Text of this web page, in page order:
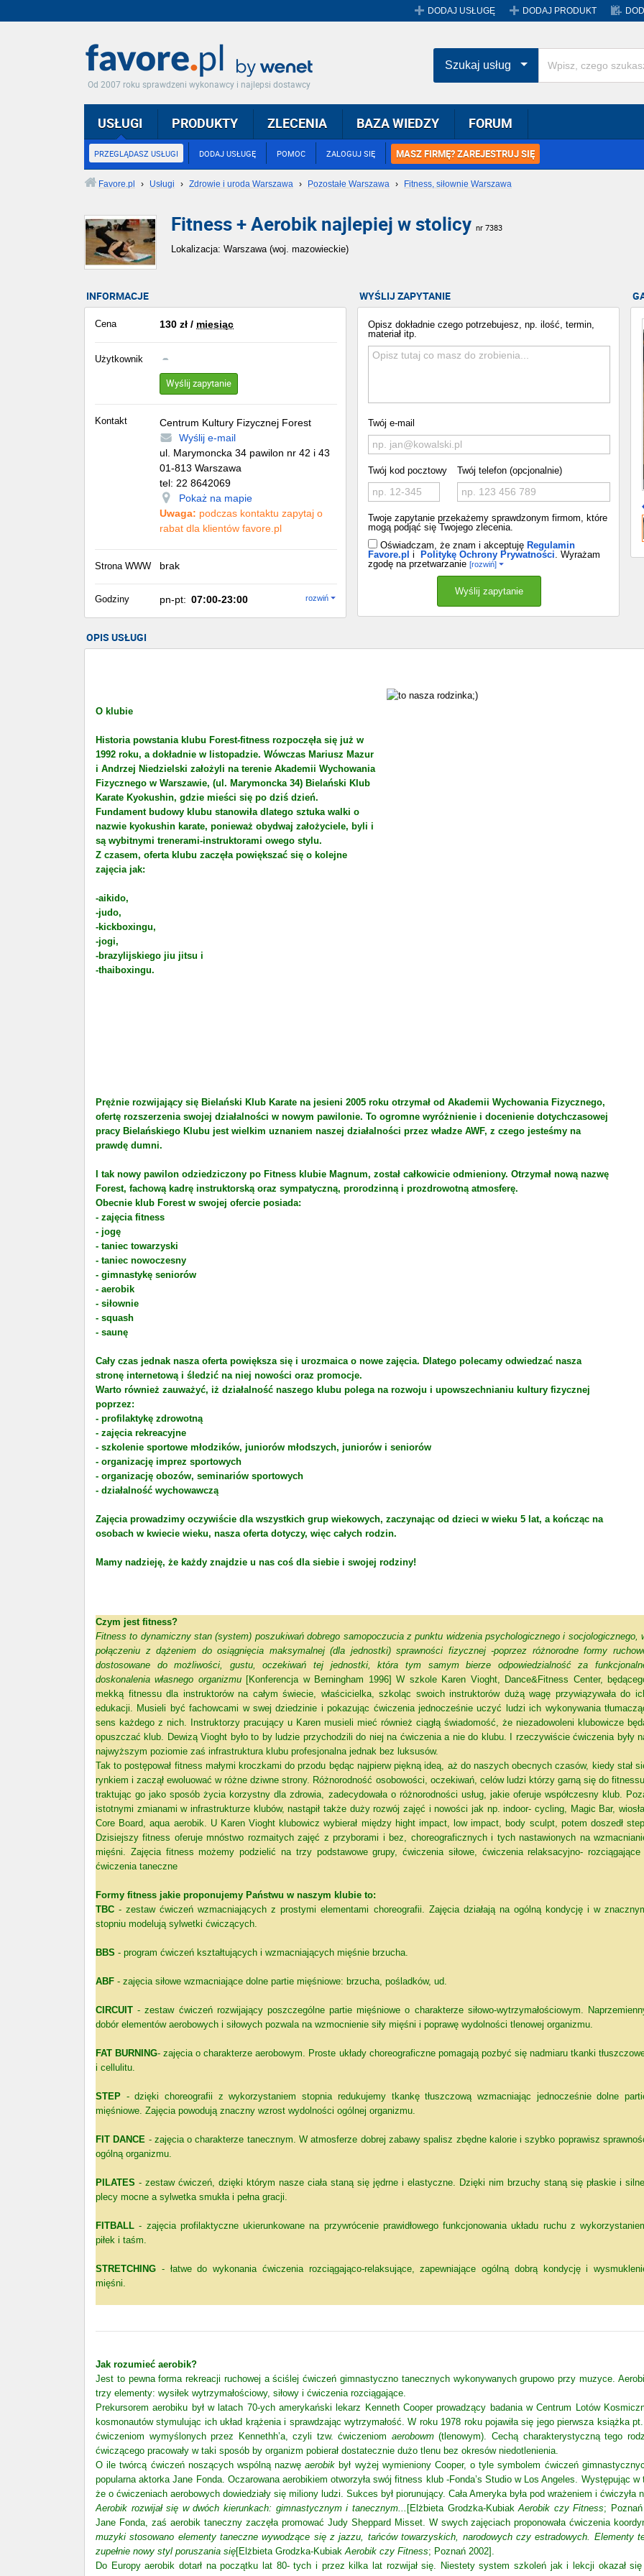
DODAJ USŁUGĘ DODAJ PRODUKT
Od 2007 roku sprawdzeni wykonawcy i najlepsi dostawcy
USŁUGI
PRZEGLĄDASZ USŁUGI DODAJ USŁUGĘ POMOC ZALOGUJ SIĘ MASZ FIRMĘ? ZAREJESTRUJ SIĘ
PRODUKTY ZLECENIA BAZA WIEDZY FORUM
Szukaj usług
Favore.pl › Usługi › Zdrowie i uroda Warszawa › Pozostałe Warszawa › Fitness, siłownie Warszawa
Fitness + Aerobik najlepiej w stolicy nr 7383
Lokalizacja: Warszawa (woj. mazowieckie)
WYŚLIJ ZAPYTANIE
Opisz dokładnie czego potrzebujesz, np. ilość, termin,
materiał itp.
Twój e-mail
Twój kod pocztowy Twój telefon (opcjonalnie)
Twoje zapytanie przekażemy sprawdzonym firmom, które
mogą podjąć się Twojego zlecenia.
Oświadczam, że znam i akceptuję Regulamin
Favore.pl i Politykę Ochrony Prywatności. Wyrażam
zgodę na przetwarzanie [rozwiń]
INFORMACJE
Cena 130 zł / miesiąc
Użytkownik
Wyślij zapytanie
Kontakt
Centrum Kultury Fizycznej Forest
Wyślij e-mail
ul. Marymoncka 34 pawilon nr 42 i 43
01-813 Warszawa
tel: 22 8642069
Pokaż na mapie
Uwaga: podczas kontaktu zapytaj o
rabat dla klientów favore.pl
Strona WWW brak
Godziny pn-pt: 07:00-23:00 rozwiń
OPIS USŁUGI
O klubie
Historia powstania klubu Forest-fitness rozpoczęła się już w
1992 roku, a dokładnie w listopadzie. Wówczas Mariusz Mazur
i Andrzej Niedzielski założyli na terenie Akademii Wychowania
Fizycznego w Warszawie, (ul. Marymoncka 34) Bielański Klub
Karate Kyokushin, gdzie mieści się po dziś dzień.
Fundament budowy klubu stanowiła dlatego sztuka walki o
nazwie kyokushin karate, ponieważ obydwaj założyciele, byli i
są wybitnymi trenerami-instruktorami owego stylu.
Z czasem, oferta klubu zaczęła powiększać się o kolejne
zajęcia jak:
-aikido,
-judo,
-kickboxingu,
-jogi,
-brazylijskiego jiu jitsu i
-thaiboxingu.
Prężnie rozwijający się Bielański Klub Karate na jesieni 2005 roku otrzymał od Akademii Wychowania Fizycznego,
ofertę rozszerzenia swojej działalności w nowym pawilonie. To ogromne wyróżnienie i docenienie dotychczasowej
pracy Bielańskiego Klubu jest wielkim uznaniem naszej działalności przez władze AWF, z czego jesteśmy na
prawdę dumni.
I tak nowy pawilon odziedziczony po Fitness klubie Magnum, został całkowicie odmieniony. Otrzymał nową nazwę
Forest, fachową kadrę instruktorską oraz sympatyczną, prorodzinną i prozdrowotną atmosferę.
Obecnie klub Forest w swojej ofercie posiada:
- zajęcia fitness
- jogę
- taniec towarzyski
- taniec nowoczesny
- gimnastykę seniorów
- aerobik
- siłownie
- squash
- saunę
Cały czas jednak nasza oferta powiększa się i urozmaica o nowe zajęcia. Dlatego polecamy odwiedzać nasza
stronę internetową i śledzić na niej nowości oraz promocje.
Warto również zauważyć, iż działalność naszego klubu polega na rozwoju i upowszechnianiu kultury fizycznej
poprzez:
- profilaktykę zdrowotną
- zajęcia rekreacyjne
- szkolenie sportowe młodzików, juniorów młodszych, juniorów i seniorów
- organizację imprez sportowych
- organizację obozów, seminariów sportowych
- działalność wychowawczą
Zajęcia prowadzimy oczywiście dla wszystkich grup wiekowych, zaczynając od dzieci w wieku 5 lat, a kończąc na
osobach w kwiecie wieku, nasza oferta dotyczy, więc całych rodzin.
Mamy nadzieję, że każdy znajdzie u nas coś dla siebie i swojej rodziny!
Czym jest fitness?
Fitness to dynamiczny stan (system) poszukiwań dobrego samopoczucia z punktu widzenia psychologicznego i socjologicznego,
połączeniu z dążeniem do osiągnięcia maksymalnej (dla jednostki) sprawności fizycznej -poprzez różnorodne formy
dostosowane do możliwości, gustu, oczekiwań tej jednostki, która tym samym bierze odpowiedzialność za
doskonalenia własnego organizmu [Konferencja w Berningham 1996] W szkole Karen Vioght, Dance&Fitness Center,
mekką fitnessu dla instruktorów na całym świecie, właścicielka, szkoląc swoich instruktorów dużą wagę przywiązywała do
edukacji. Musieli być fachowcami w swej dziedzinie i pokazując ćwiczenia jednocześnie uczyć ludzi ich wykonywania
sens każdego z nich. Instruktorzy pracujący u Karen musieli mieć również ciągłą świadomość, że niezadowoleni klubowicze
opuszczać klub. Dewizą Vioght było to by ludzie przychodzili do niej na ćwiczenia a nie do klubu. I rzeczywiście ćwiczenia były
najwyższym poziomie zaś infrastruktura klubu profesjonalna jednak bez luksusów.
Tak to postępował fitness małymi kroczkami do przodu będąc najpierw piękną ideą, aż do naszych obecnych czasów, kiedy stał
rynkiem i zaczął ewoluować w różne dziwne strony. Różnorodność osobowości, oczekiwań, celów ludzi którzy garną się do fitnessu,
traktując go jako sposób życia korzystny dla zdrowia, zadecydowała o różnorodności usług, jakie oferuje współczesny klub.
istotnymi zmianami w infrastrukturze klubów, nastąpił także duży rozwój zajęć i nowości jak np. indoor- cycling, Magic Bar, wiosła,
Core Board, aqua aerobik. U Karen Vioght klubowicz wybierał między hight impact, low impact, body sculpt, potem doszedł step.
Dzisiejszy fitness oferuje mnóstwo rozmaitych zajęć z przyborami i bez, choreograficznych i tych nastawionych na
mięśni. Zajęcia fitness możemy podzielić na trzy podstawowe grupy, ćwiczenia siłowe, ćwiczenia relaksacyjno- rozciągające
ćwiczenia taneczne
Formy fitness jakie proponujemy Państwu w naszym klubie to:
TBC - zestaw ćwiczeń wzmacniających z prostymi elementami choreografii. Zajęcia działają na ogólną kondycję i w
stopniu modelują sylwetki ćwiczących.
BBS - program ćwiczeń kształtujących i wzmacniających mięśnie brzucha.
ABF - zajęcia siłowe wzmacniające dolne partie mięśniowe: brzucha, pośladków, ud.
CIRCUIT - zestaw ćwiczeń rozwijający poszczególne partie mięśniowe o charakterze siłowo-wytrzymałościowym.
dobór elementów aerobowych i siłowych pozwala na wzmocnienie siły mięśni i poprawę wydolności tlenowej organizmu.
FAT BURNING- zajęcia o charakterze aerobowym. Proste układy choreograficzne pomagają pozbyć się nadmiaru tkanki
i cellulitu.
STEP - dzięki choreografii z wykorzystaniem stopnia redukujemy tkankę tłuszczową wzmacniając jednocześnie dolne
mięśniowe. Zajęcia powodują znaczny wzrost wydolności ogólnej organizmu.
FIT DANCE - zajęcia o charakterze tanecznym. W atmosferze dobrej zabawy spalisz zbędne kalorie i szybko poprawisz
ogólną organizmu.
PILATES - zestaw ćwiczeń, dzięki którym nasze ciała staną się jędrne i elastyczne. Dzięki nim brzuchy staną się płaskie i silne,
plecy mocne a sylwetka smukła i pełna gracji.
FITBALL- zajęcia profilaktyczne ukierunkowane na przywrócenie prawidłowego funkcjonowania układu ruchu z
piłek i taśm.
STRETCHING - łatwe do wykonania ćwiczenia rozciągająco-relaksujące, zapewniające ogólną dobrą kondycję i
mięśni.
Jak rozumieć aerobik?
Jest to pewna forma rekreacji ruchowej a ściślej ćwiczeń gimnastyczno tanecznych wykonywanych grupowo przy muzyce.
trzy elementy: wysiłek wytrzymałościowy, siłowy i ćwiczenia rozciągające.
Prekursorem aerobiku był w latach 70-ych amerykański lekarz Kenneth Cooper prowadzący badania w Centrum Lotów
kosmonautów stymulując ich układ krążenia i sprawdzając wytrzymałość. W roku 1978 roku pojawiła się jego pierwsza książka pt.
ćwiczeniom wymyślonych przez Kennethh’a, czyli tzw. ćwiczeniom aerobowm(tlenowym). Cechą charakterystyczną tego
ćwiczącego pracowały w taki sposób by organizm pobierał dostatecznie dużo tlenu bez okresów niedotlenienia.
O ile twórcą ćwiczeń noszących wspólną nazwęaerobik był wyżej wymieniony Cooper, o tyle symbolem ćwiczeń
popularna aktorka Jane Fonda. Oczarowana aerobikiem otworzyła swój fitness klub -Fonda’s Studio w Los Angeles. Występując
że o ćwiczeniach aerobowych dowiedziały się miliony ludzi. Sukces był piorunujący. Cała Ameryka była pod wrażeniem i
Aerobik rozwijał się w dwóch kierunkach: gimnastycznym i tanecznym...
[Elżbieta Grodzka-KubiakAerobik czy Fitness; Poznań
Jane Fonda, zaś aerobik taneczny zaczęła promować Judy Sheppard Misset. W swych zajęciach proponowała ćwiczenia
muzyki stosowano elementy taneczne wywodzące się z jazzu, tańców towarzyskich, narodowych czy estradowych. Elementy
zupełnie nowy styl poruszania się[Elżbieta Grodzka-Kubiak Aerobik czy Fitness; Poznań 2002].
Do Europy aerobik dotarł na początku lat 80- tych i przez kilka lat rozwijał się. Niestety system szkoleń jak i lekcji okazał